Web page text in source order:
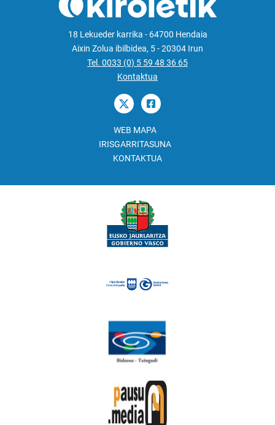
18 Lekueder karrika - 64700 Hendaia
Aixin Zolua ibilbidea, 5 - 20304 Irun
Tel. 0033 (0) 5 59 48 36 65
Kontaktua
WEB MAPA
IRISGARRITASUNA
KONTAKTUA